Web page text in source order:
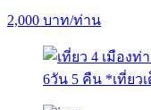
2,000 บาท/ท่าน